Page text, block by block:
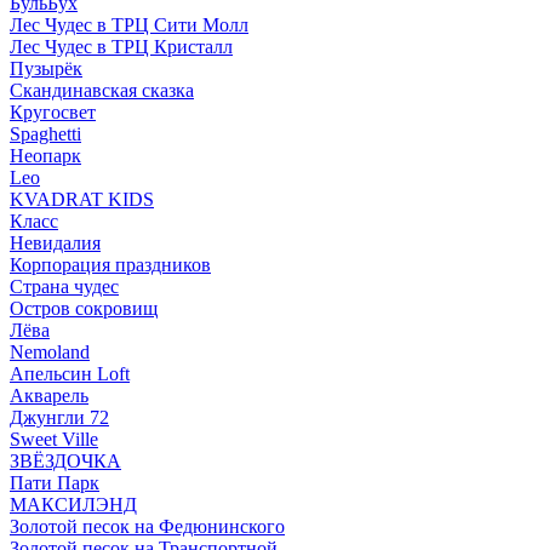
Лес Чудес в ТРЦ Сити Молл
Лес Чудес в ТРЦ Кристалл
Пузырëк
Скандинавская сказка
Кругосвет
Spaghetti
Неопарк
Leo
KVADRAT KIDS
Класс
Невидалия
Корпорация праздников
Страна чудес
Остров сокровищ
Лёва
Nemoland
Апельсин Loft
Акварель
Джунгли 72
Sweet Ville
ЗВЁЗДОЧКА
Пати Парк
МАКСИЛЭНД
Золотой песок на Федюнинского